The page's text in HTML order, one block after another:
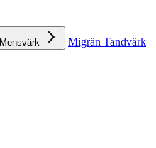
Mensvärk Migrän Tandvärk